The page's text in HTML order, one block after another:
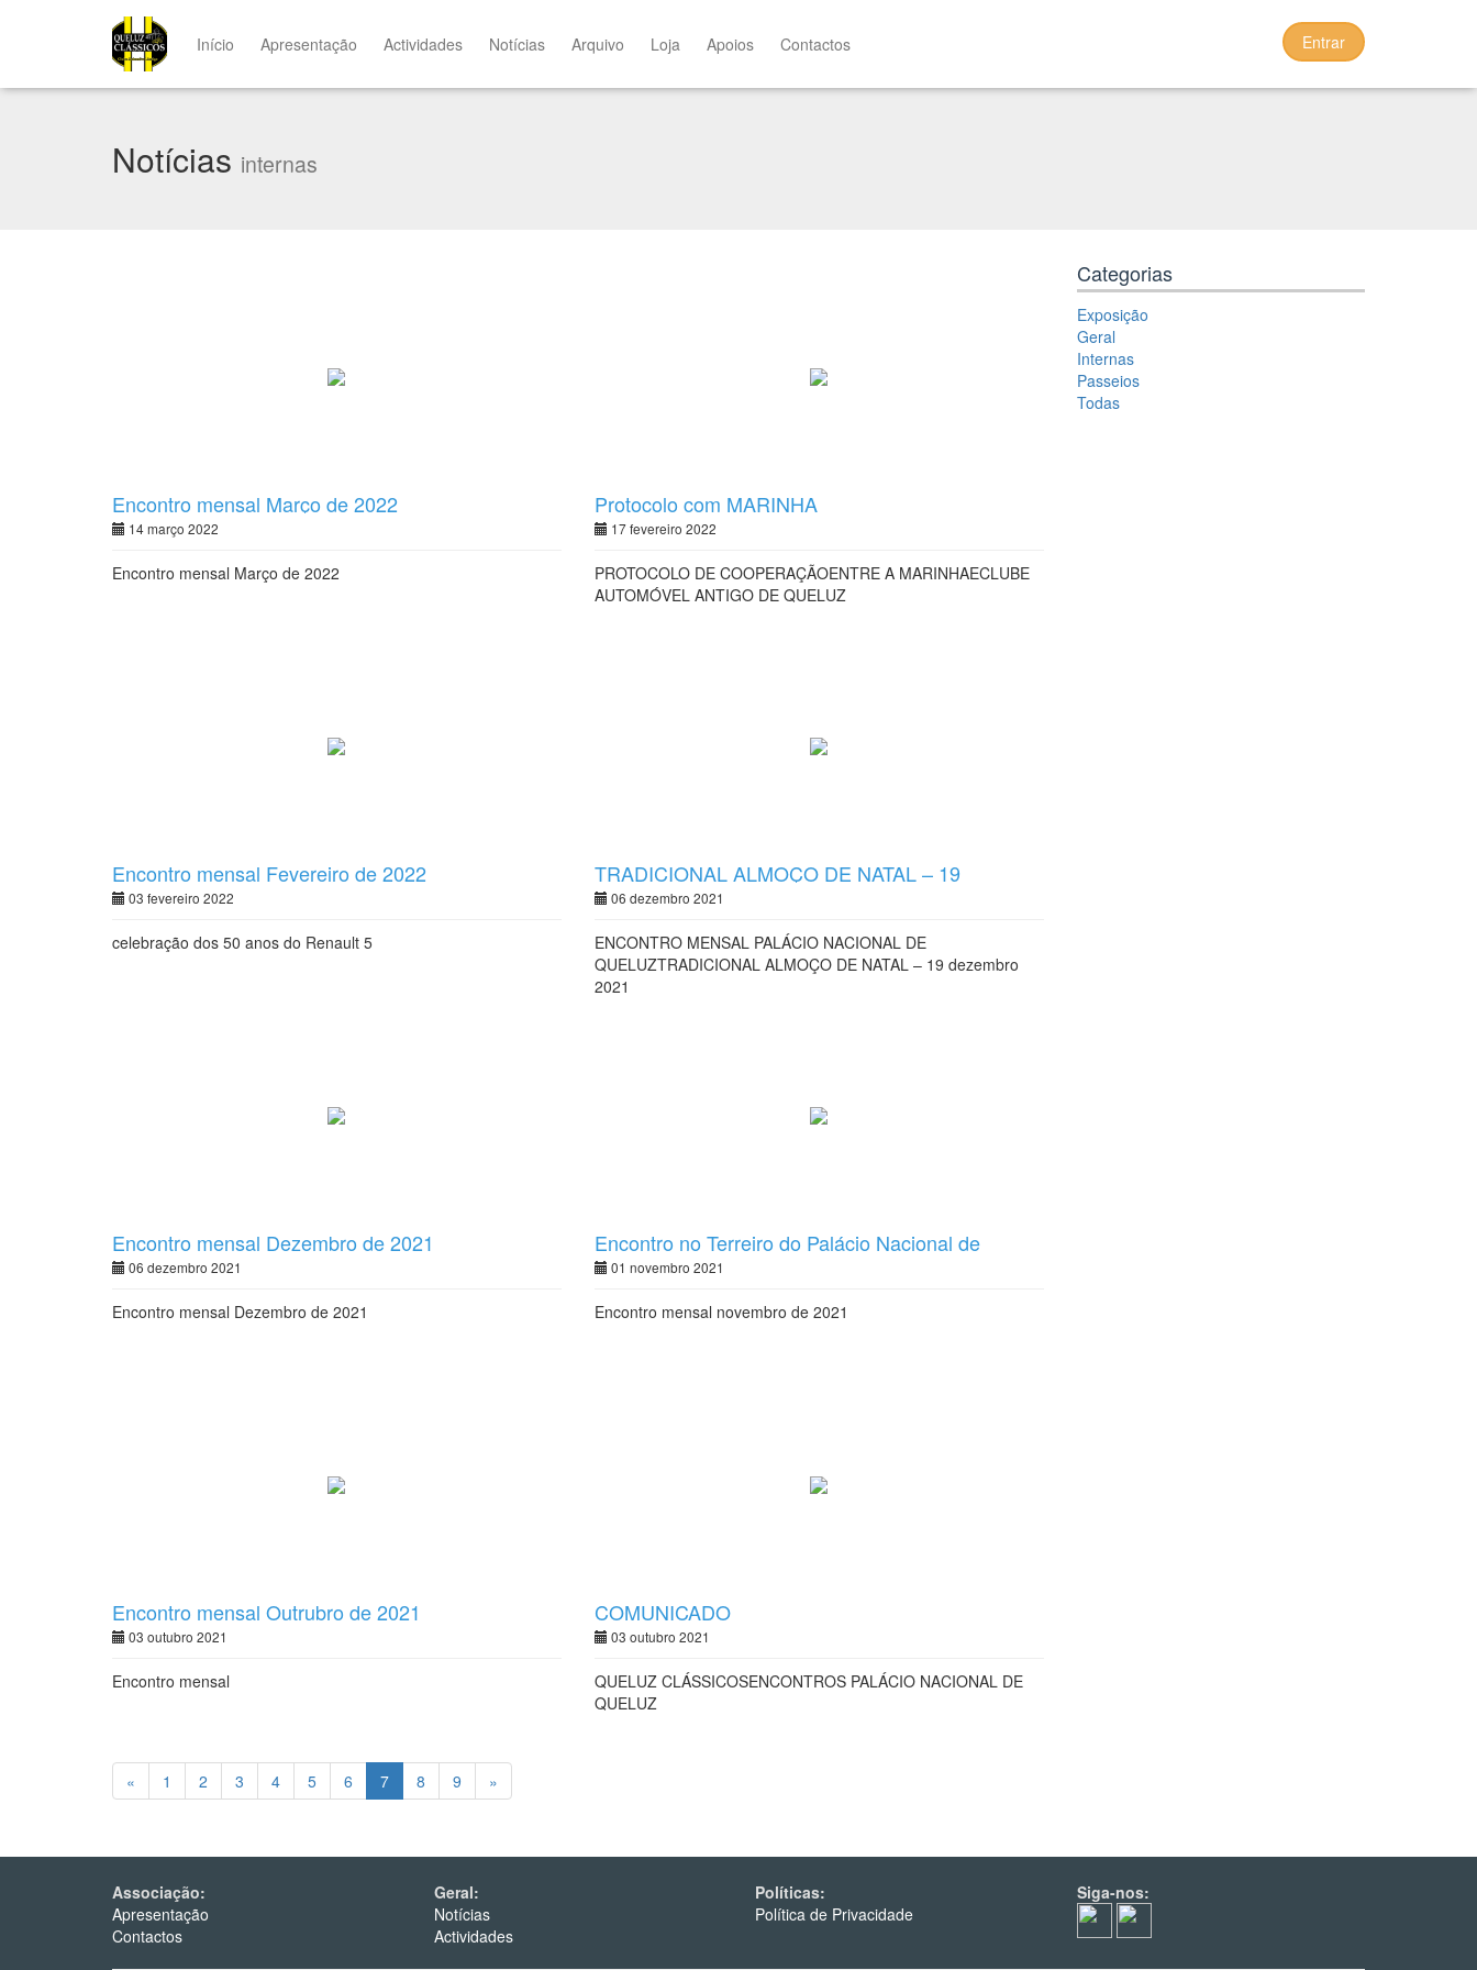
Início Apresentação Actividades Notícias Arquivo Loja Apoios Contactos Entrar
Notícias internas
Encontro mensal Março de 2022
14 março 2022
Encontro mensal Março de 2022
Protocolo com MARINHA
17 fevereiro 2022
PROTOCOLO DE COOPERAÇÃOENTRE A MARINHAECLUBE
AUTOMÓVEL ANTIGO DE QUELUZ
Encontro mensal Fevereiro de 2022
03 fevereiro 2022
celebração dos 50 anos do Renault 5
TRADICIONAL ALMOÇO DE NATAL – 19
dezembro 2021
06 dezembro 2021
ENCONTRO MENSAL PALÁCIO NACIONAL DE
QUELUZTRADICIONAL ALMOÇO DE NATAL – 19 dezembro
2021
Encontro mensal Dezembro de 2021
06 dezembro 2021
Encontro mensal Dezembro de 2021
Encontro no Terreiro do Palácio Nacional de
Queluz
01 novembro 2021
Encontro mensal novembro de 2021
Encontro mensal Outrubro de 2021
03 outubro 2021
Encontro mensal
COMUNICADO
03 outubro 2021
QUELUZ CLÁSSICOSENCONTROS PALÁCIO NACIONAL DE
QUELUZ
« 1 2 3 4 5 6 7 8 9 »
Categorias
Exposição
Geral
Internas
Passeios
Todas
Associação:
Apresentação
Contactos
Geral:
Notícias
Actividades
Políticas:
Política de Privacidade
Siga-nos: